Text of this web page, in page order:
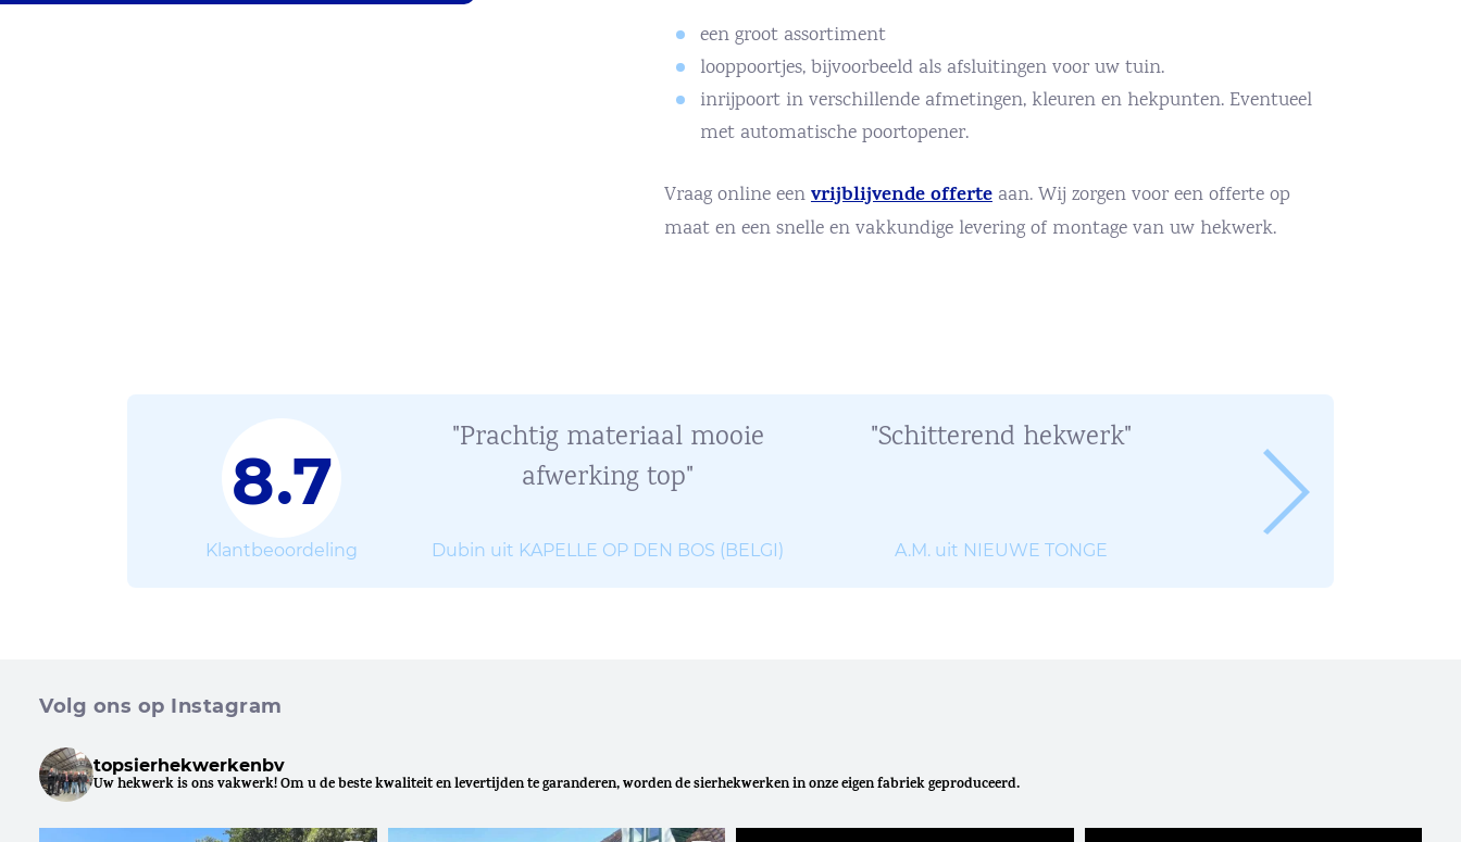
een groot assortiment
looppoortjes, bijvoorbeeld als afsluitingen voor uw tuin.
inrijpoort in verschillende afmetingen, kleuren en hekpunten. Eventueel
met automatische poortopener.
Vraag online eenvrijblijvende offerteaan. Wij zorgen voor een offerte op
maat en een snelle en vakkundige levering of montage van uw hekwerk.
8.7
Klantbeoordeling
"Prachtig materiaal mooie
afwerking top"
Dubin uit KAPELLE OP DEN BOS (BELGI)
"Schitterend hekwerk"
A.M. uit NIEUWE TONGE
Volg ons op Instagram
topsierhekwerkenbv
Uw hekwerk is ons vakwerk!Om u de beste kwaliteit en levertijden te garanderen, worden de sierhekwerken in onze eigen fabriek geproduceerd.